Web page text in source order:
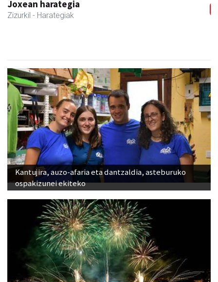
Kantujira, auzo-afaria eta dantzaldia, asteburuko
ospakizunei ekiteko